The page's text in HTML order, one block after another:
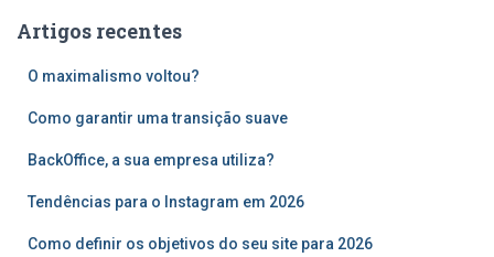
iArtigos recentes
O maximalismo voltou?
Como garantir uma transição suave
BackOffice, a sua empresa utiliza?
Tendências para o Instagram em 2026
Como definir os objetivos do seu site para 2026